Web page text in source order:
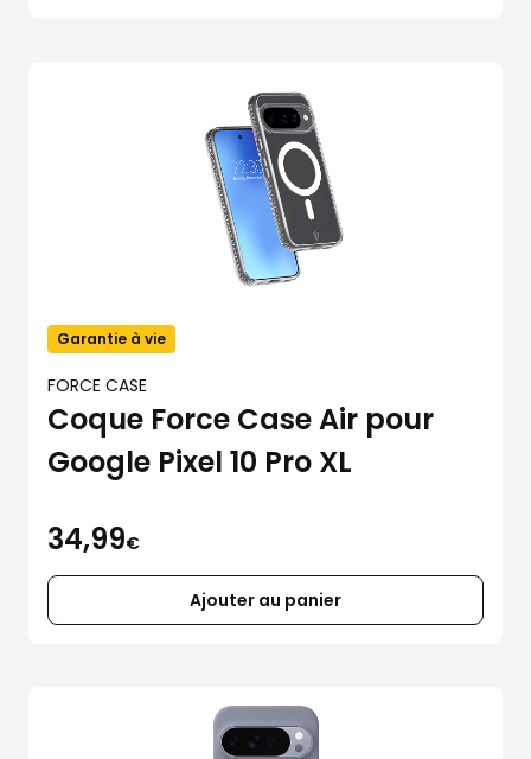
Garantie à vie
FORCE CASE
Coque Force Case Air pour
Google Pixel 10 Pro XL
34,99€
Ajouter au panier